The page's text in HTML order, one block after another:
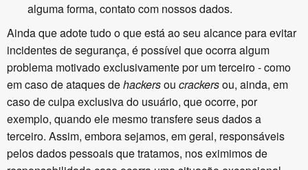
alguma forma, contato com nossos dados.
Ainda que adote tudo o que está ao seu alcance para evitar
incidentes de segurança, é possível que ocorra algum
problema motivado exclusivamente por um terceiro - como
em caso de ataques dehackersou crackersou, ainda, em
caso de culpa exclusiva do usuário, que ocorre, por
exemplo, quando ele mesmo transfere seus dados a
terceiro. Assim, embora sejamos, em geral, responsáveis
pelos dados pessoais que tratamos, nos eximimos de